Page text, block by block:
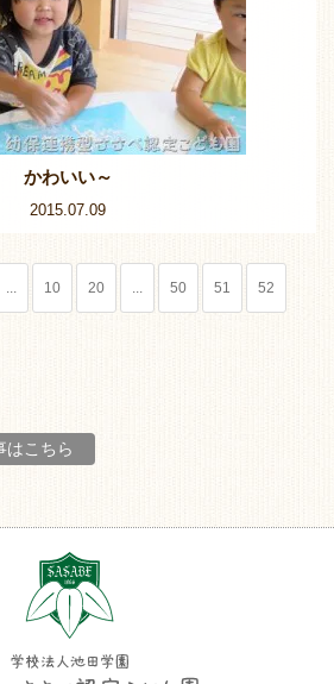
かわいい～
2015.07.09
... 10 20 ... 50 51 52
はこちら